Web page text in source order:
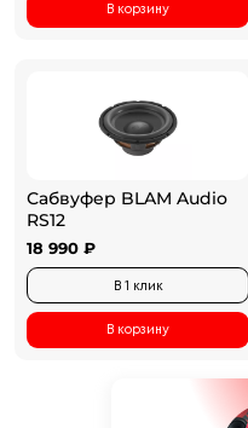
В корзину
Сабвуфер BLAM Audio
RS12
18 990 ₽
В 1 клик
В корзину